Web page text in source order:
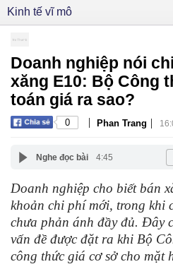
Kinh tế vĩ mô
Doanh nghiệp nói
xăng E10: Bộ Công
toán giá ra sao?
0 | Phan Trang |
Nghe đọc bài 4:45
Doanh nghiệp cho biết bán
khoản chi phí mới, trong khi
chưa phản ánh đầy đủ. Đây
vấn đề được đặt ra khi Bộ
công thức giá cơ sở cho mặt